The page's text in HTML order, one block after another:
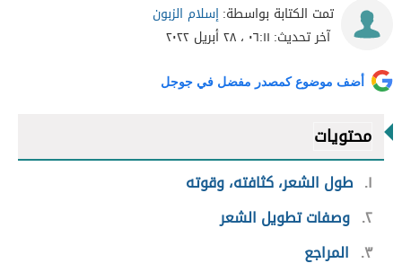
تمت الكتابة بواسطة:إسلام الزبون
آخر تحديث: ٠٦:١١ ، ٢٨ أبريل ٢٠٢٢
أضف موضوع كمصدر مفضل في جوجل
محتويات
١ طول الشعر، كثافته، وقوته
٢ وصفات تطويل الشعر
٣
المراجع